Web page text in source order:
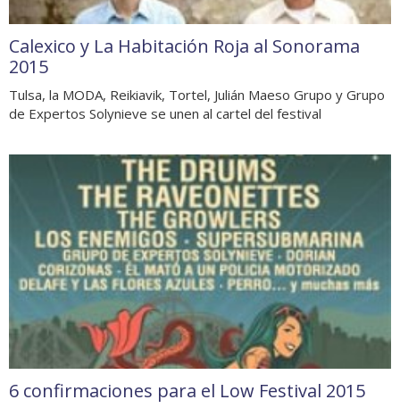
Calexico y La Habitación Roja al Sonorama
2015
Tulsa, la MODA, Reikiavik, Tortel, Julián Maeso Grupo y Grupo
de Expertos Solynieve se unen al cartel del festival
6 confirmaciones para el Low Festival 2015